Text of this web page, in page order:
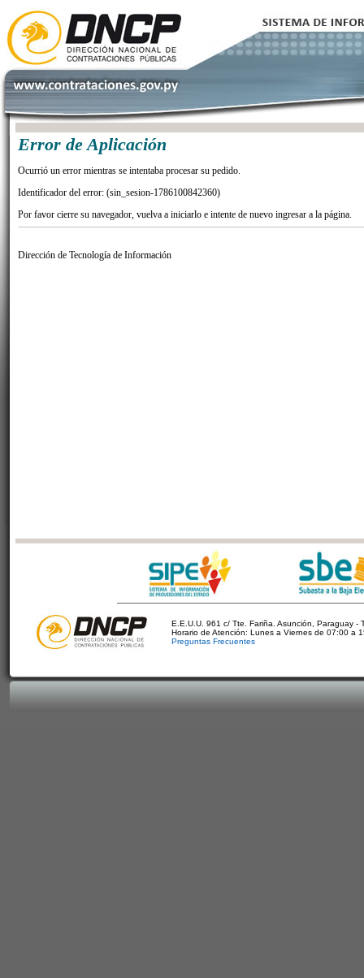
Error de Aplicación
Ocurrió un error mientras se intentaba procesar su pedido.
Identificador del error: (sin_sesion-1786100842360)
Por favor cierre su navegador, vuelva a iniciarlo e intente de nuevo ingresar a la página.
Dirección de Tecnología de Información
E.E.U.U. 961 c/ Tte. Fariña. Asunción, Paraguay -
Horario de Atención: Lunes a Viernes de 07:00 a
Preguntas Frecuentes